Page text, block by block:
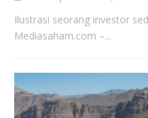
Ilustrasi seorang investor
Mediasaham.com –...